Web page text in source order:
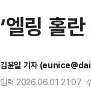
‘엘링 홀
김윤일 기자
입력 2026.06.01 21:07